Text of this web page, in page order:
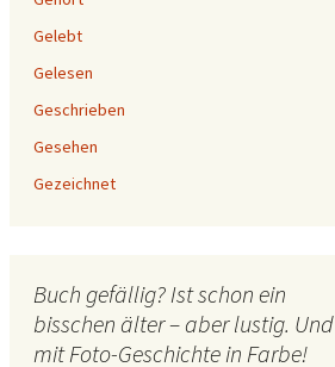
Gelebt
Gelesen
Geschrieben
Gesehen
Gezeichnet
Buch gefällig? Ist schon ein
bisschen älter – aber lustig. Und
mit Foto-Geschichte in Farbe!